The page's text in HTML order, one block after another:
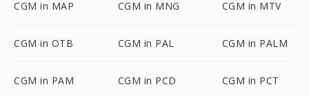
CGM in MAP CGM in MNG CGM in MTV
CGM in OTB CGM in PAL CGM in PALM
CGM in PAM CGM in PCD CGM in PCT